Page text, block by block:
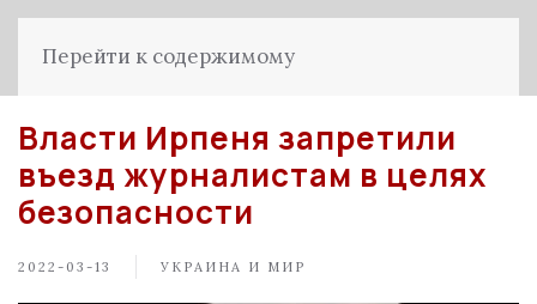
Перейти к содержимому
Власти Ирпеня запретили
въезд журналистам в целях
безопасности
2022-03-13 УКРАИНА И МИР